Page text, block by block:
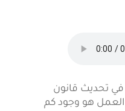
في تحديث قانون
العمل هو وجود كم